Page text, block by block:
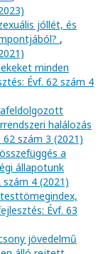
jóllét, és
,
minden
Évf. 62 szám 4
halálozás
62 szám 3 (2021)
a
állapotunk
szám 4 (2021)
Évf. 63
jövedelmű